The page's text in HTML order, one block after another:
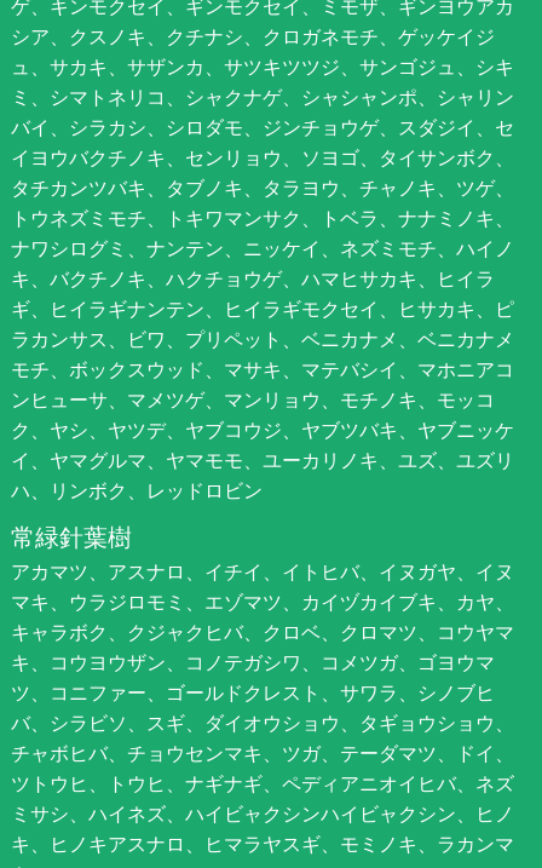
ゲ、キンモクセイ、ギンモクセイ、ミモザ、ギンヨウアカ
シア、クスノキ、クチナシ、クロガネモチ、ゲッケイジ
ュ、サカキ、サザンカ、サツキツツジ、サンゴジュ、シキ
ミ、シマトネリコ、シャクナゲ、シャシャンポ、シャリン
バイ、シラカシ、シロダモ、ジンチョウゲ、スダジイ、セ
イヨウバクチノキ、センリョウ、ソヨゴ、タイサンボク、
タチカンツバキ、タブノキ、タラヨウ、チャノキ、ツゲ、
トウネズミモチ、トキワマンサク、トベラ、ナナミノキ、
ナワシログミ、ナンテン、ニッケイ、ネズミモチ、ハイノ
キ、バクチノキ、ハクチョウゲ、ハマヒサカキ、ヒイラ
ギ、ヒイラギナンテン、ヒイラギモクセイ、ヒサカキ、ピ
ラカンサス、ビワ、プリペット、ベニカナメ、ベニカナメ
モチ、ボックスウッド、マサキ、マテバシイ、マホニアコ
ンヒューサ、マメツゲ、マンリョウ、モチノキ、モッコ
ク、ヤシ、ヤツデ、ヤブコウジ、ヤブツバキ、ヤブニッケ
イ、ヤマグルマ、ヤマモモ、ユーカリノキ、ユズ、ユズリ
ハ、リンボク、レッドロビン
常緑針葉樹
アカマツ、アスナロ、イチイ、イトヒバ、イヌガヤ、イヌ
マキ、ウラジロモミ、エゾマツ、カイヅカイブキ、カヤ、
キャラボク、クジャクヒバ、クロベ、クロマツ、コウヤマ
キ、コウヨウザン、コノテガシワ、コメツガ、ゴヨウマ
ツ、コニファー、ゴールドクレスト、サワラ、シノブヒ
バ、シラビソ、スギ、ダイオウショウ、タギョウショウ、
チャボヒバ、チョウセンマキ、ツガ、テーダマツ、ドイ、
ツトウヒ、トウヒ、ナギナギ、ペディアニオイヒバ、ネズ
ミサシ、ハイネズ、ハイビャクシンハイビャクシン、ヒノ
キ、ヒノキアスナロ、ヒマラヤスギ、モミノキ、ラカンマ